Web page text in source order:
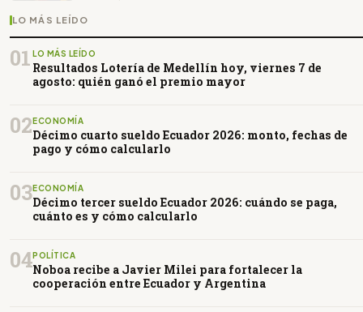
LO MÁS LEÍDO
01 LO MÁS LEÍDO
Resultados Lotería de Medellín hoy, viernes 7 de
agosto: quién ganó el premio mayor
02 ECONOMÍA
Décimo cuarto sueldo Ecuador 2026: monto, fechas de
pago y cómo calcularlo
03ECONOMÍA
Décimo tercer sueldo Ecuador 2026: cuándo se paga,
cuánto es y cómo calcularlo
04POLÍTICA
Noboa recibe a Javier Milei para fortalecer la
cooperación entre Ecuador y Argentina